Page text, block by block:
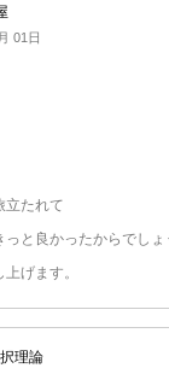
01日
立たれて
と良かったからでしょ
げます。
理論